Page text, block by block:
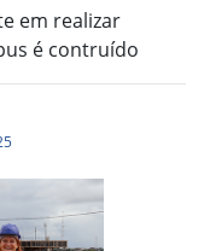
em realizar
é contruído